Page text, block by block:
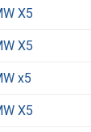
X5
X5
x5
X5